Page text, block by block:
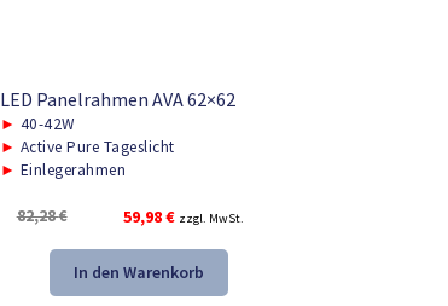
LED Panelrahmen AVA 62×62
► 40-42W
► Active Pure Tageslicht
► Einlegerahmen
82,28€
Ursprünglicher
war:
82,28 €
59,98€Aktueller
ist:
59,98 €.
zzgl. MwSt.
In den Warenkorb